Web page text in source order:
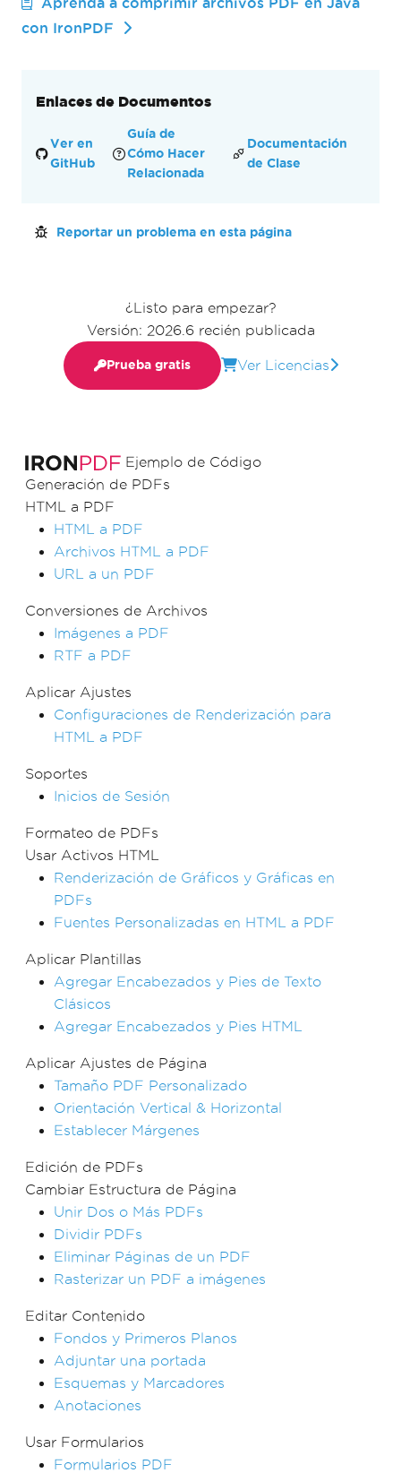
Ejemplo de Código
Generación de PDFs
HTML a PDF
HTML a PDF
Archivos HTML a PDF
URL a un PDF
Conversiones de Archivos
Imágenes a PDF
RTF a PDF
Aplicar Ajustes
Configuraciones de Renderización para
HTML a PDF
Soportes
Inicios de Sesión
Formateo de PDFs
Usar Activos HTML
Renderización de Gráficos y Gráficas en
PDFs
Fuentes Personalizadas en HTML a PDF
Aplicar Plantillas
Agregar Encabezados y Pies de Texto
Clásicos
Agregar Encabezados y Pies HTML
Aplicar Ajustes de Página
Tamaño PDF Personalizado
Orientación Vertical & Horizontal
Establecer Márgenes
Edición de PDFs
Cambiar Estructura de Página
Unir Dos o Más PDFs
Dividir PDFs
Eliminar Páginas de un PDF
Rasterizar un PDF a imágenes
Editar Contenido
Fondos y Primeros Planos
Adjuntar una portada
Esquemas y Marcadores
Anotaciones
Usar Formularios
Formularios PDF
con IronPDF
Enlaces de Documentos
Ver en
GitHub
Guía de
Cómo Hacer
Relacionada
Documentación
de Clase
Reportar un problema en esta página
¿Listo para empezar?
Versión: 2026.6 recién publicada
Prueba gratis Ver Licencias